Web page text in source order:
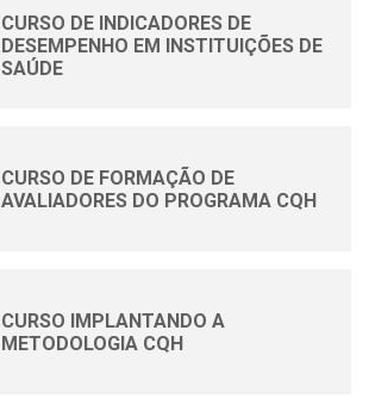
CURSO DE INDICADORES DE
DESEMPENHO EM INSTITUIÇÕES DE
SAÚDE
CURSO DE FORMAÇÃO DE
AVALIADORES DO PROGRAMA CQH
CURSO IMPLANTANDO A
METODOLOGIA CQH